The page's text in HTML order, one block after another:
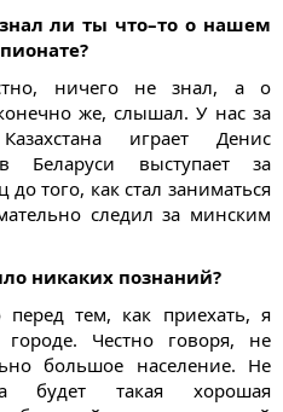
ли ты что–то о нашем
ничего не знал, а о
же, слышал. У нас за
играет Денис
Беларуси выступает за
того, как стал заниматься
следил за минским
никаких познаний?
тем, как приехать, я
Честно говоря, не
большое население. Не
такая хорошая